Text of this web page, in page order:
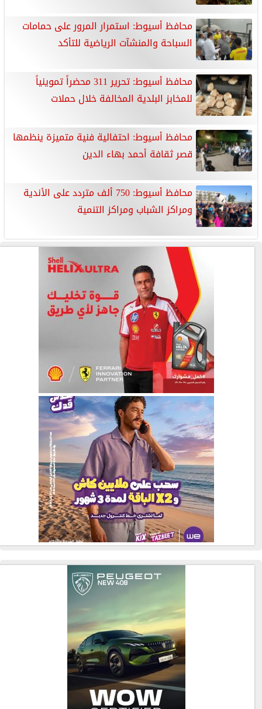
محافظ أسيوط: استمرار المرور على حمامات
السباحة والمنشآت الرياضية للتأكد
محافظ أسيوط: تحرير 311 محضراً تموينياً
للمخابز البلدية المخالفة خلال حملات
محافظ أسيوط: احتفالية فنية متميزة ينظمها
قصر ثقافة أحمد بهاء الدين
محافظ أسيوط: 750 ألف متردد على الأندية
ومراكز الشباب ومراكز التنمية